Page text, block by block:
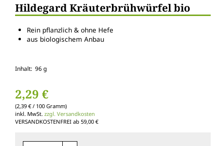
Hildegard Kräuterbrühwürfel bio
Rein pflanzlich & ohne Hefe
aus biologischem Anbau
Inhalt: 96 g
2,29 €
(2,39 € / 100 Gramm)
inkl. MwSt. zzgl. Versandkosten
VERSANDKOSTENFREI ab 59,00 €